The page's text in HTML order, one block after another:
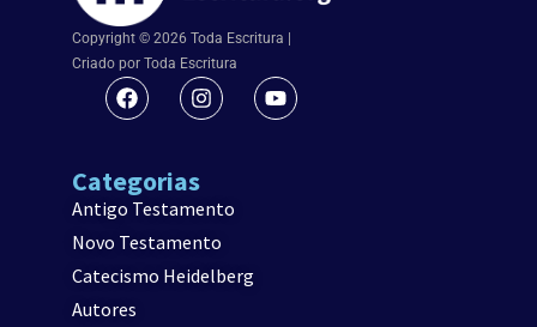
Copyright © 2026 Toda Escritura |
Criado por Toda Escritura
Categorias
Antigo Testamento
Novo Testamento
Catecismo Heidelberg
Autores